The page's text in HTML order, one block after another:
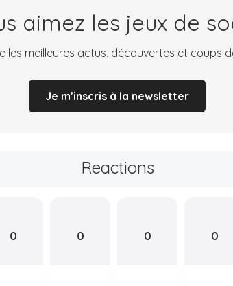
aimez les jeux de
les meilleures actus, découvertes et coups
Je m’inscris à la newsletter
Reactions
0 0 0 0